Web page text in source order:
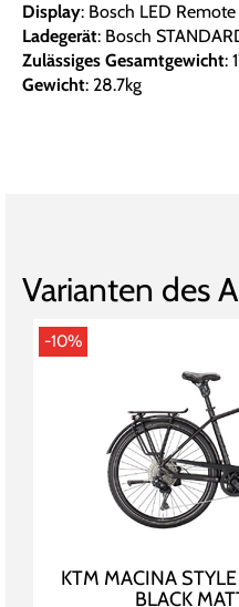
Display: Bosch LED
Ladegerät: Bosch
Zulässiges Gesamtgewicht:
Gewicht: 28.7kg
Varianten des
-10%
KTM MACINA
BLACK